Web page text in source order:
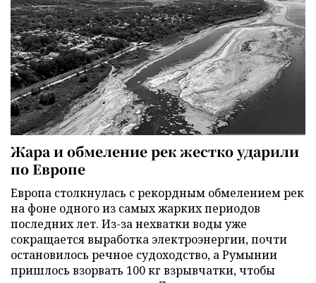
Жара и обмеление рек жестко ударили
по Европе
Европа столкнулась с рекордным обмелением рек
на фоне одного из самых жарких периодов
последних лет. Из-за нехватки воды уже
сокращается выработка электроэнергии, почти
остановилось речное судоходство, а Румынии
пришлось взорвать 100 кг взрывчатки, чтобы